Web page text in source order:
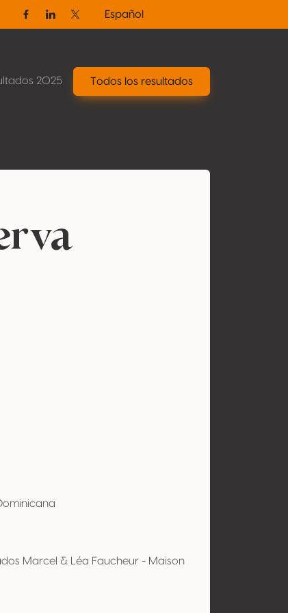
FacebookLinkedinTwitter / X
Español
2025 Todos los resultados
Marcel & Léa Faucheur - Maison